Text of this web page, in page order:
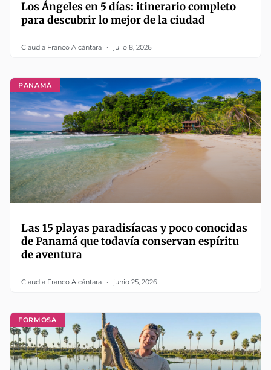
Los Ángeles en 5 días: itinerario completo
para descubrir lo mejor de la ciudad
Claudia Franco Alcántara julio 8, 2026
PANAMÁ
Las 15 playas paradisíacas y poco conocidas
de Panamá que todavía conservan espíritu
de aventura
Claudia Franco Alcántara junio 25, 2026
FORMOSA